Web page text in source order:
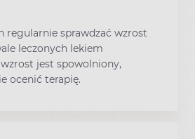
regularnie sprawdzać wzrost
leczonych lekiem
jest spowolniony,
ocenić terapię.